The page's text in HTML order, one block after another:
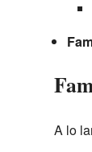
A lo